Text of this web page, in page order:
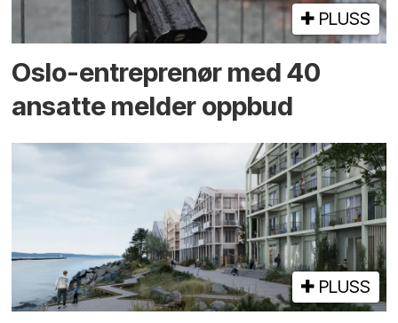
PLUSS
Oslo-entreprenør med 40
ansatte melder oppbud
PLUSS